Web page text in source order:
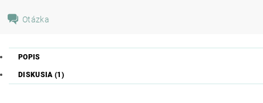
Otázka
POPIS
DISKUSIA (1)